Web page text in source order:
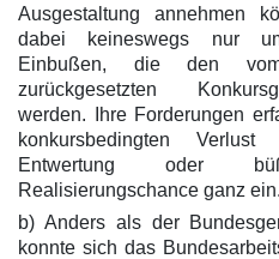
Ausgestaltung annehmen
dabei keineswegs nur
Einbußen, die den vom
zurückgesetzten
werden. Ihre Forderungen
konkursbedingten
Entwertung oder
Realisierungschance ganz ein.
b) Anders als der
konnte sich das